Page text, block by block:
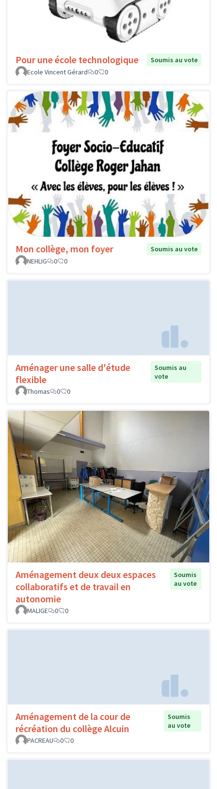
Pour une école technologique
Soumis au vote
Ecole Vincent Gérard
0 0
Mon collège, mon foyer
Soumis au vote
NEHLIG
0 0
Aménager une salle d'étude
flexible
Soumis au
vote
Thomas
0 0
Aménagement deux deux espaces
collaboratifs et de travail en
autonomie
Soumis
au vote
MALIGE 0 0
Aménagement de la cour de
récréation du collège Alcuin
Soumis
au vote
PACREAU
0 0